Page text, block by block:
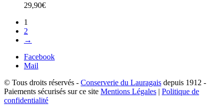
29,90€
1
2
→
Facebook
Mail
© Tous droits réservés - Conserverie du Lauragais depuis 1912 -
Paiements sécurisés sur ce site Mentions Légales | Politique de
confidentialité